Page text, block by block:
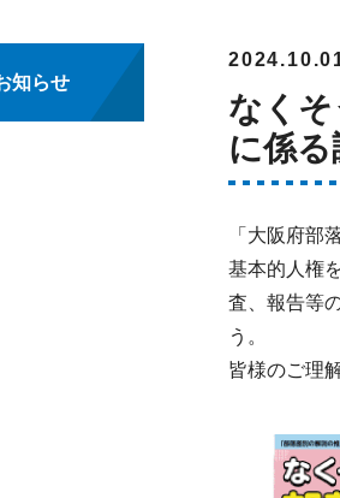
なくそ
に係
「大阪府部
基本的人権
査、報告等
う。
皆様のご理
知らせ